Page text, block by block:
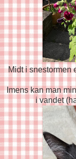
Midt i snestormen
Imens kan man
i vandet